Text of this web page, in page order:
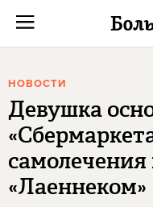
НОВОСТИ
Девушка
«Лаеннеком»